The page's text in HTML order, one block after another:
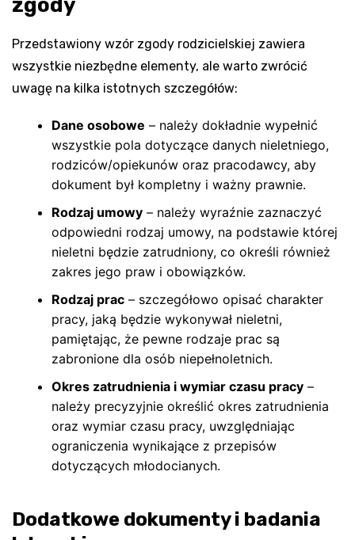
zgody
Przedstawiony wzór zgody rodzicielskiej zawiera
wszystkie niezbędne elementy, ale warto zwrócić
uwagę na kilka istotnych szczegółów:
Dane osobowe – należy dokładnie wypełnić
wszystkie pola dotyczące danych nieletniego,
rodziców/opiekunów oraz pracodawcy, aby
dokument był kompletny i ważny prawnie.
Rodzaj umowy – należy wyraźnie zaznaczyć
odpowiedni rodzaj umowy, na podstawie której
nieletni będzie zatrudniony, co określi również
zakres jego praw i obowiązków.
Rodzaj prac – szczegółowo opisać charakter
pracy, jaką będzie wykonywał nieletni,
pamiętając, że pewne rodzaje prac są
zabronione dla osób niepełnoletnich.
Okres zatrudnienia i wymiar czasu pracy –
należy precyzyjnie określić okres zatrudnienia
oraz wymiar czasu pracy, uwzględniając
ograniczenia wynikające z przepisów
dotyczących młodocianych.
Dodatkowe dokumenty i badania